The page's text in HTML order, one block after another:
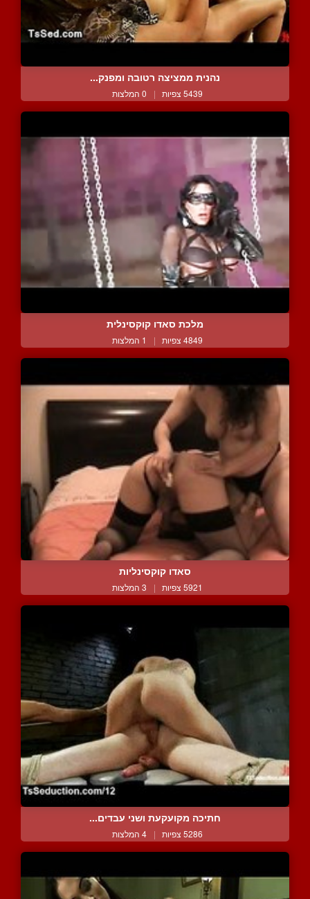
נהנית ממציצה רטובה ומפנק...
5439 צפיות | 0 המלצות
מלכת סאדו קוקסינלית
4849 צפיות | 1 המלצות
סאדו קוקסינליות
5921 צפיות | 3 המלצות
חתיכה מקועקעת ושני עבדים...
5286 צפיות | 4 המלצות